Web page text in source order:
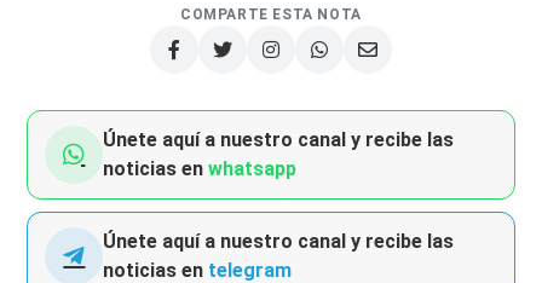
COMPARTE ESTA NOTA
Únete aquí a nuestro canal y recibe las
noticias enwhatsapp
Únete aquí a nuestro canal y recibe las
noticias en telegram